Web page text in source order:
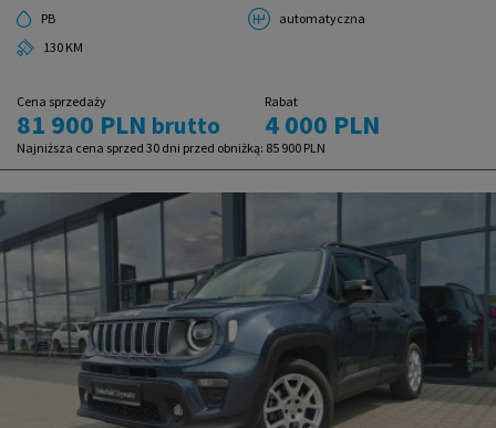
PB
automatyczna
130 KM
Cena sprzedaży
81 900 PLN brutto
Rabat
4 000 PLN
Najniższa cena sprzed 30 dni przed obniżką: 85 900 PLN